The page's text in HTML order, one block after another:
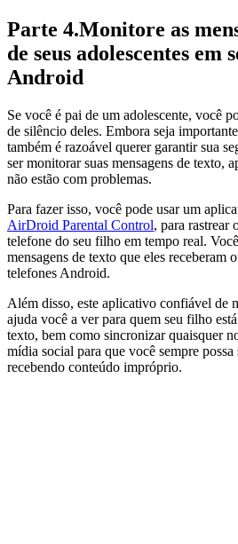
Parte 4.Monitore as
de seus adolescentes em
Android
Se você é pai de um adolescente, você
de silêncio deles. Embora seja
também é razoável querer garantir sua
ser monitorar suas mensagens de texto,
não estão com problemas.
Para fazer isso, você pode usar um
AirDroid Parental Control, para rastrear
telefone do seu filho em tempo real.
mensagens de texto que eles receberam
telefones Android.
Além disso, este aplicativo confiável de
ajuda você a ver para quem seu filho
texto, bem como sincronizar quaisquer
mídia social para que você sempre possa
recebendo conteúdo impróprio.